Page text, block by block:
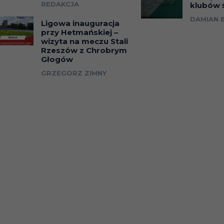
REDAKCJA
Ligowa inauguracja
przy Hetmańskiej –
wizyta na meczu Stali
Rzeszów z Chrobrym
Głogów
GRZEGORZ ZIMNY
klubów
DAMIAN